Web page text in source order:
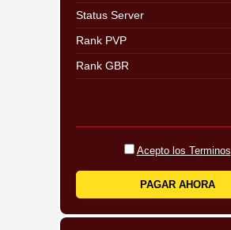
Status Server
Rank PVP
Rank GBR
Acepto los Terminos
PAGAR AHORA